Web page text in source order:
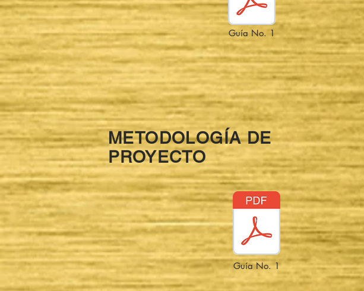
Guía No. 1
METODOLOGÍA DE
PROYECTO
Guía No. 1